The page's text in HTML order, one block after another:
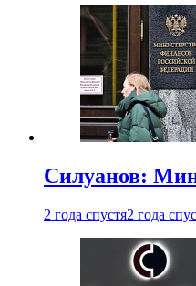
Силуанов:
2 года спустя2 года